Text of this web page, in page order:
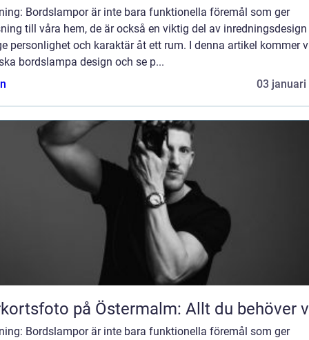
Bordslampor är inte bara funktionella föremål som ger
till våra hem, de är också en viktig del av
personlighet och karaktär åt ett rum. I denna artikel kommer
bordslampa design och se p...
03 januari
på Östermalm: Allt du behöver
Bordslampor är inte bara funktionella föremål som ger